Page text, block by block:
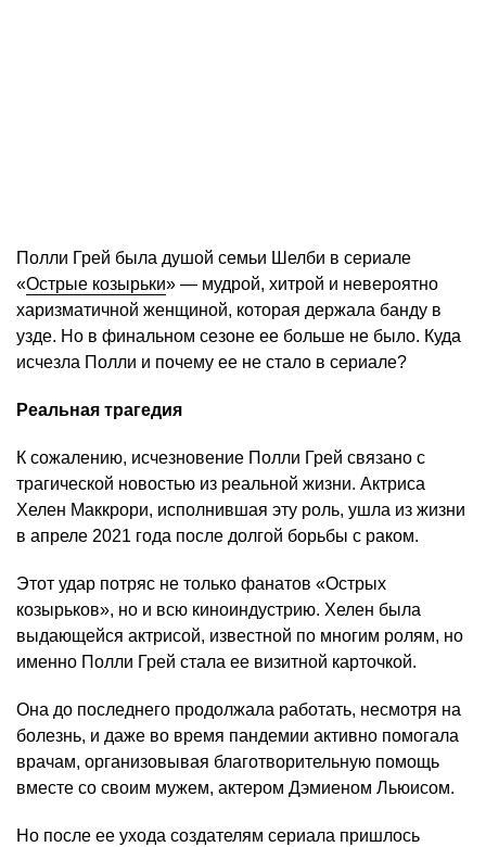
Полли Грей была душой семьи Шелби в сериале
«Острые козырьки» — мудрой, хитрой и невероятно
харизматичной женщиной, которая держала банду в
узде. Но в финальном сезоне ее больше не было. Куда
исчезла Полли и почему ее не стало в сериале?
Реальная трагедия
К сожалению, исчезновение Полли Грей связано с
трагической новостью из реальной жизни. Актриса
Хелен Маккрори, исполнившая эту роль, ушла из жизни
в апреле 2021 года после долгой борьбы с раком.
Этот удар потряс не только фанатов «Острых
козырьков», но и всю киноиндустрию. Хелен была
выдающейся актрисой, известной по многим ролям, но
именно Полли Грей стала ее визитной карточкой.
Она до последнего продолжала работать, несмотря на
болезнь, и даже во время пандемии активно помогала
врачам, организовывая благотворительную помощь
вместе со своим мужем, актером Дэмиеном Льюисом.
Но после ее ухода создателям сериала пришлось